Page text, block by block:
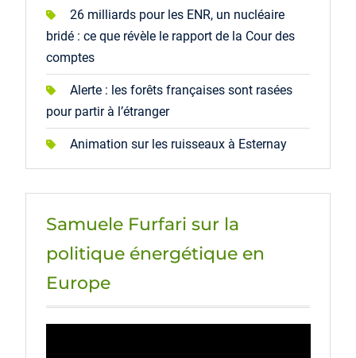
26 milliards pour les ENR, un nucléaire
bridé : ce que révèle le rapport de la Cour des
comptes
Alerte : les forêts françaises sont rasées
pour partir à l’étranger
Animation sur les ruisseaux à Esternay
Samuele Furfari sur la
politique énergétique en
Europe